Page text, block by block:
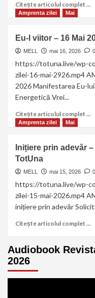
Citește articolul complet ...
Amprenta zilei Mai
Eu-l viitor – 16 Mai
MELL mai 16, 2026 0
https://totuna.live/wp-
zilei-16-mai-2926.mp4
2026 Manifestarea Eu-
Energetică Vrei...
Citește articolul complet ...
Amprenta zilei Mai
Inițiere prin adevăr
TotUna
MELL mai 15, 2026 0
https://totuna.live/wp-
zilei-15-mai-2026.mp4
inițiere prin adevăr
Citește articolul complet ...
Audiobook
2026